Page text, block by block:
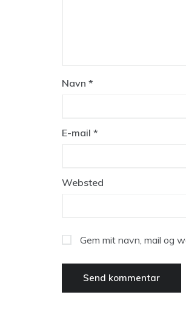
Navn *
E-mail *
Websted
Gem mit navn, mail og